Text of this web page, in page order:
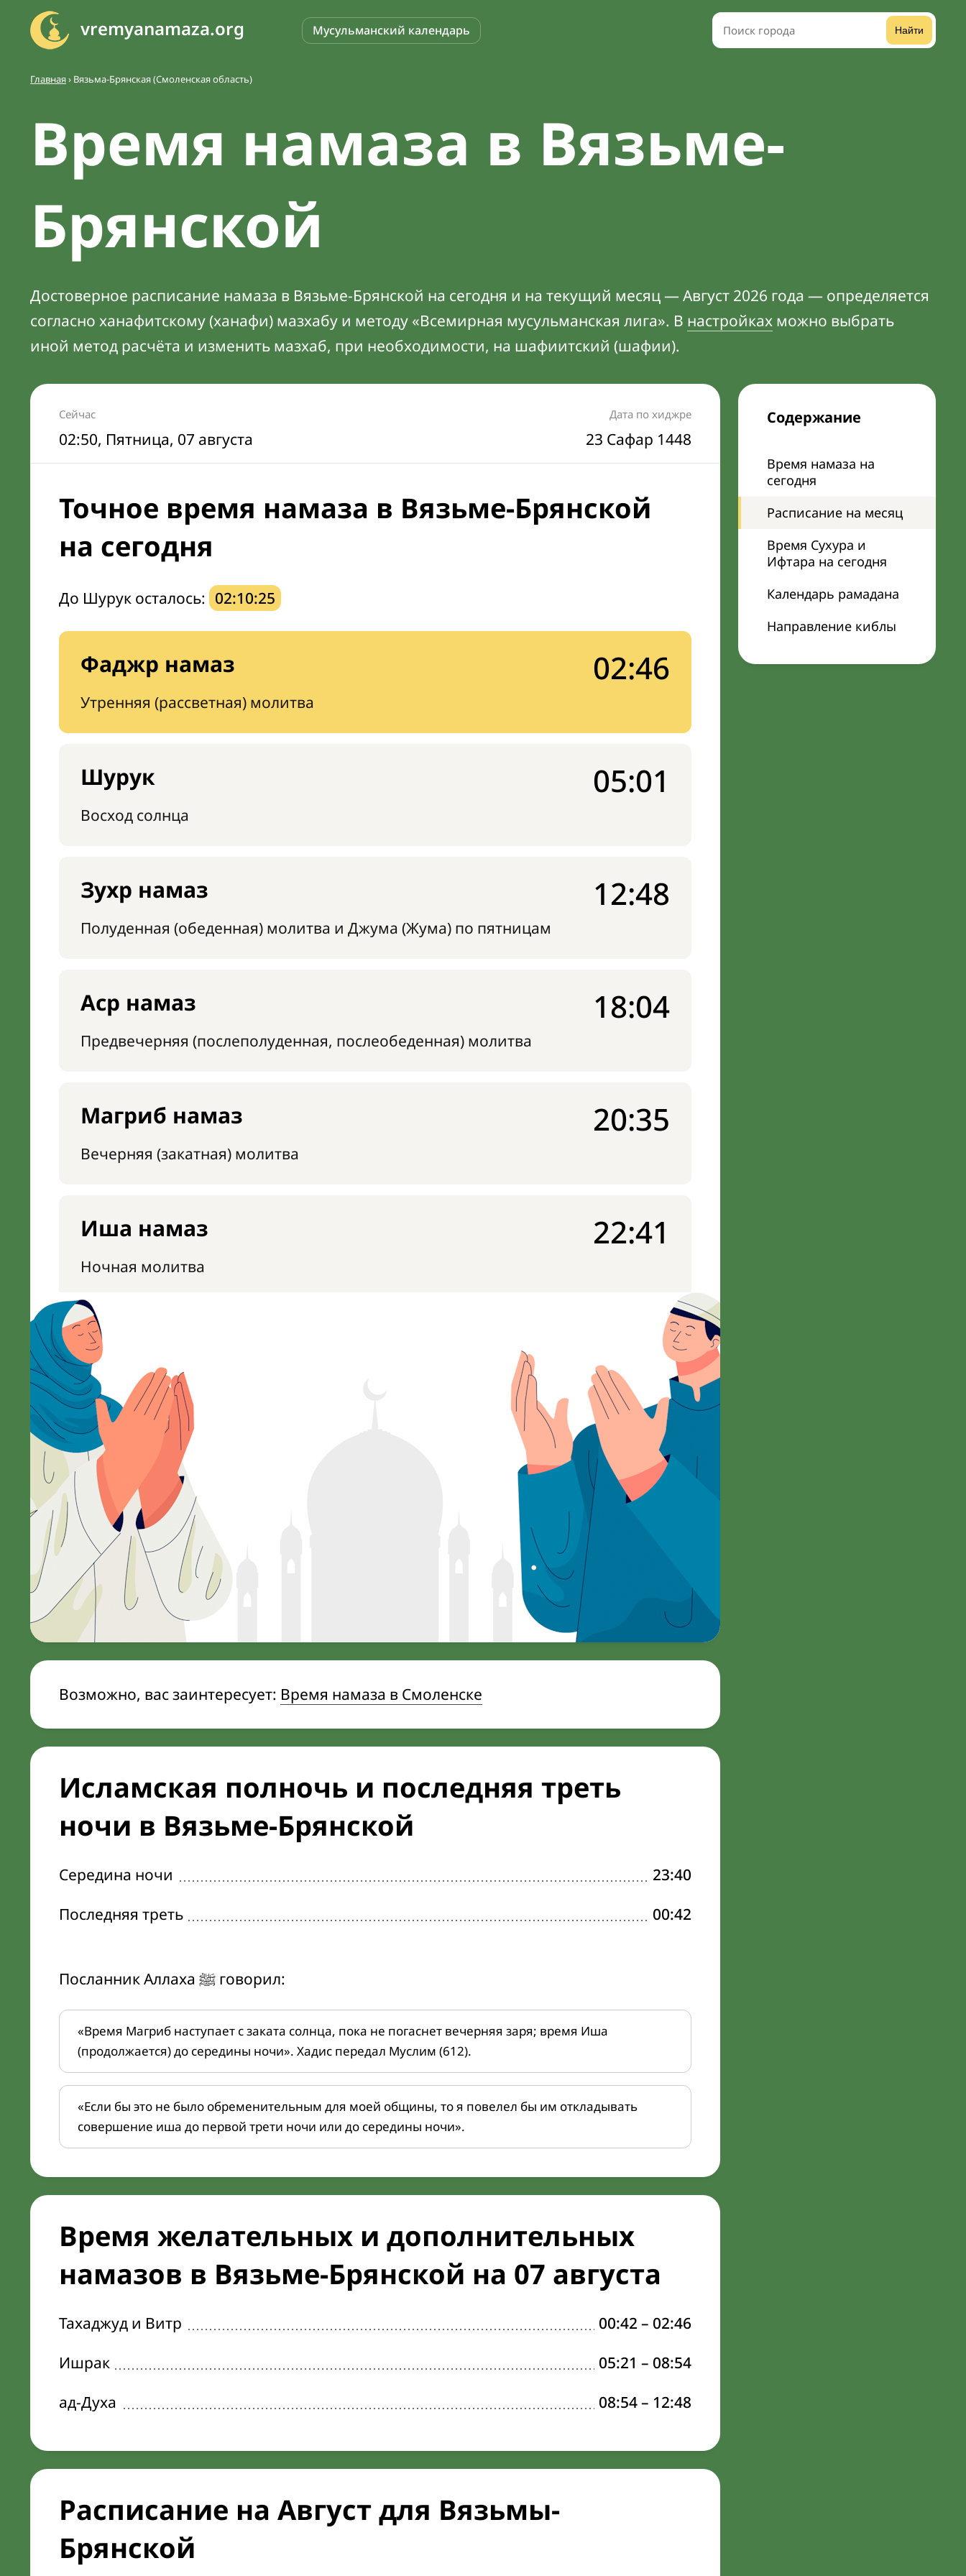
vremyanamaza.org Мусульманский календарь Найти
Главная› Вязьма-Брянская (Смоленская область)
Время намаза в Вязьме-
Брянской
Достоверное расписание намаза в Вязьме-Брянской на сегодня и на текущий месяц — Август 2026 года — определяется
согласно ханафитскому (ханафи) мазхабу и методу «Всемирная мусульманская лига». В настройках можно выбрать
иной метод расчёта и изменить мазхаб, при необходимости, на шафиитский (шафии).
Содержание
Время намаза на
сегодня
Расписание на месяц
Время Сухура и
Ифтара на сегодня
Календарь рамадана
Направление киблы
Сейчас
02:50, Пятница, 07 августа
Дата по хиджре
23 Сафар 1448
Точное время намаза в Вязьме-Брянской
на сегодня
До Шурук осталось: 02:10:24
Фаджр намаз
Утренняя (рассветная) молитва
02:46
Шурук
Восход солнца
05:01
Зухр намаз
Полуденная (обеденная) молитва и Джума (Жума) по пятницам
12:48
Аср намаз
Предвечерняя (послеполуденная, послеобеденная) молитва
18:04
Магриб намаз
Вечерняя (закатная) молитва
20:35
Иша намаз
Ночная молитва
22:41
Возможно, вас заинтересует: Время намаза в Смоленске
Исламская полночь и последняя треть
ночи в Вязьме-Брянской
Середина ночи
23:40
Последняя треть
00:42
Посланник Аллаха ﷺ говорил:
«Время Магриб наступает с заката солнца, пока не погаснет вечерняя заря; время Иша
(продолжается) до середины ночи». Хадис передал Муслим (612).
«Если бы это не было обременительным для моей общины, то я повелел бы им откладывать
совершение иша до первой трети ночи или до середины ночи».
Время желательных и дополнительных
намазов в Вязьме-Брянской на 07 августа
Тахаджуд и Витр 00:42 – 02:46
Ишрак
05:21 – 08:54
ад-Духа
08:54– 12:48
Расписание на Август для Вязьмы-
Брянской